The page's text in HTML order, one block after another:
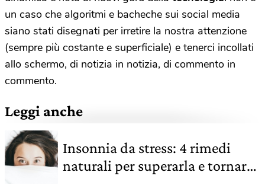
un caso che algoritmi e bacheche sui social media
siano stati disegnati per irretire la nostra attenzione
(sempre più costante e superficiale) e tenerci incollati
allo schermo, di notizia in notizia, di commento in
commento.
Leggi anche
Insonnia da stress: 4 rimedi
naturali per superarla e tornare